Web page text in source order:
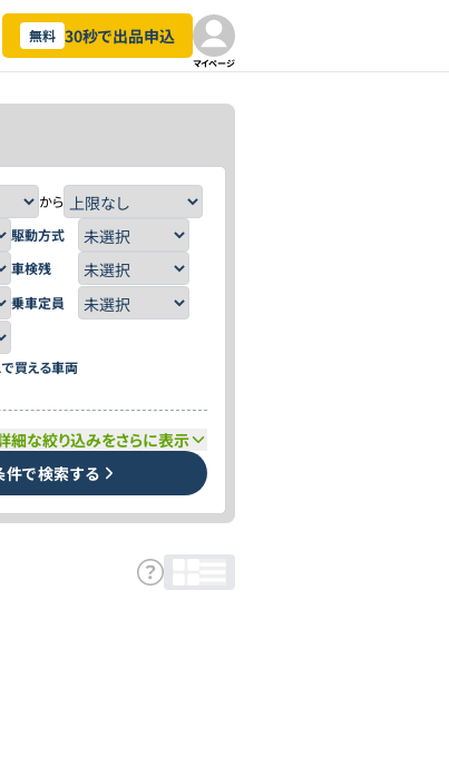
無料 30秒で出品申込
マイページ
から
駆動方式
車検残
乗車定員
で買える車両
細な絞り込みをさらに表示
件で検索する